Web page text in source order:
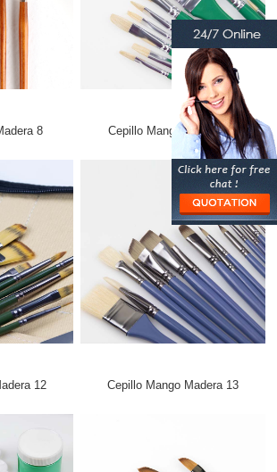
8 Cepillo Mango Madera 11
12 Cepillo Mango Madera 13